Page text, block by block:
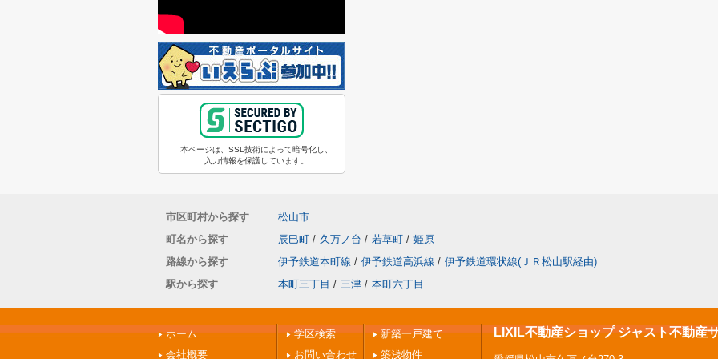
本ページは、SSL技術によって暗号化し、
入力情報を保護しています。
市区町村から探す
松山市
町名から探す
辰巳町 / 久万ノ台 / 若草町 / 姫原
路線から探す
伊予鉄道本町線 / 伊予鉄道高浜線 / 伊予鉄道環状線(ＪＲ松山駅経由)
駅から探す
本町三丁目 / 三津 / 本町六丁目
ホーム
会社概要
学区検索
お問い合わせ
新築一戸建て
築浅物件
LIXIL不動産ショップ ジャスト不動産